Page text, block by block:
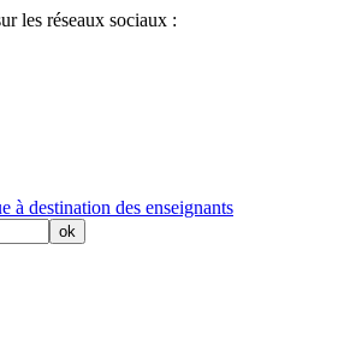
les réseaux sociaux :
à destination des enseignants